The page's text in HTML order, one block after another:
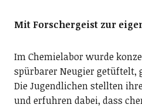
Mit Forschergeist zur
Im Chemielabor wurde
spürbarer Neugier getüftelt,
Die Jugendlichen stellten
und erfuhren dabei, dass